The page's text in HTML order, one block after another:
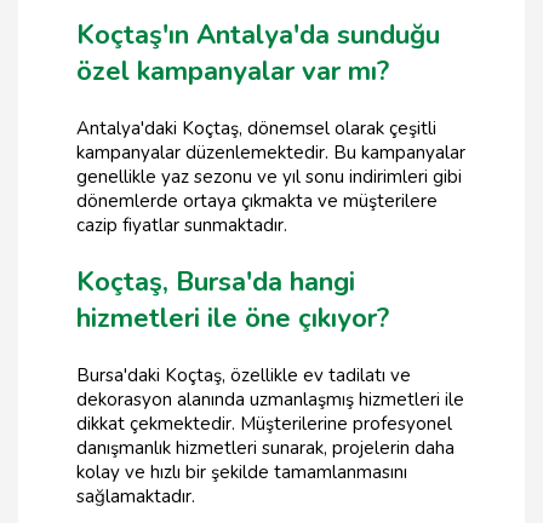
Koçtaş'ın Antalya'da sunduğu
özel kampanyalar var mı?
Antalya'daki Koçtaş, dönemsel olarak çeşitli
kampanyalar düzenlemektedir. Bu kampanyalar
genellikle yaz sezonu ve yıl sonu indirimleri gibi
dönemlerde ortaya çıkmakta ve müşterilere
cazip fiyatlar sunmaktadır.
Koçtaş, Bursa'da hangi
hizmetleri ile öne çıkıyor?
Bursa'daki Koçtaş, özellikle ev tadilatı ve
dekorasyon alanında uzmanlaşmış hizmetleri ile
dikkat çekmektedir. Müşterilerine profesyonel
danışmanlık hizmetleri sunarak, projelerin daha
kolay ve hızlı bir şekilde tamamlanmasını
sağlamaktadır.